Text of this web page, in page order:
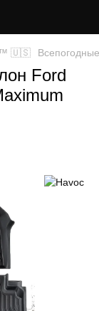
🇺🇸
Ford